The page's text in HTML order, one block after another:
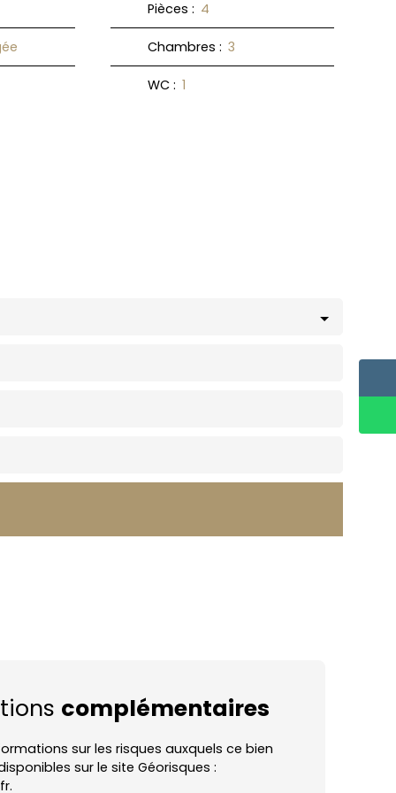
Pièces : 4
Chambres : 3
WC: 1
complémentaires
sur les risques auxquels ce bien
sur le site Géorisques :